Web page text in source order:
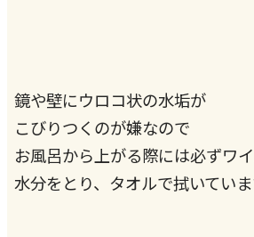
鏡や壁にウロコ状の水垢が
こびりつくのが嫌なので
お風呂から上がる際には必ずワ
水分をとり、タオルで拭いていま